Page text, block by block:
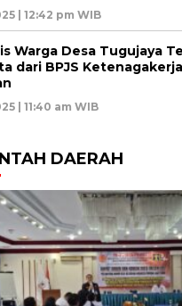
| 12:42 pm WIB
Warga Desa Tugujaya
dari BPJS
| 11:40 am WIB
DAERAH